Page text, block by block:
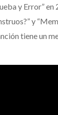
y Error” en
y
tiene un